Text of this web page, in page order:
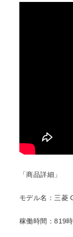
「商品詳細」
モデル名：三菱
稼働時間：819